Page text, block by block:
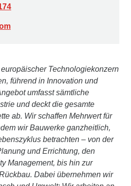
Technologiekonzern
führend in Innovation und
umfasst sämtliche
und deckt die gesamte
ab. Wir schaffen Mehrwert für
wir Bauwerke ganzheitlich,
betrachten – von der
und Errichtung, den
Management, bis hin zur
Dabei übernehmen wir